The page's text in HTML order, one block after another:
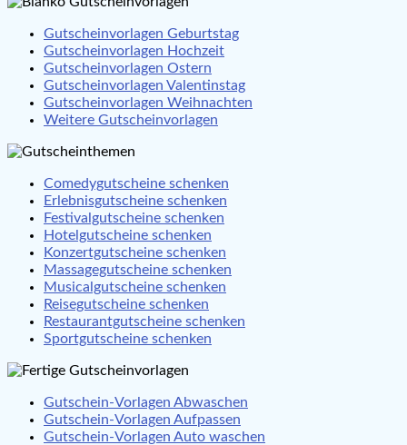
Gutscheinvorlagen Geburtstag
Gutscheinvorlagen Hochzeit
Gutscheinvorlagen Ostern
Gutscheinvorlagen Valentinstag
Gutscheinvorlagen Weihnachten
Weitere Gutscheinvorlagen
Comedygutscheine schenken
Erlebnisgutscheine schenken
Festivalgutscheine schenken
Hotelgutscheine schenken
Konzertgutscheine schenken
Massagegutscheine schenken
Musicalgutscheine schenken
Reisegutscheine schenken
Restaurantgutscheine schenken
Sportgutscheine schenken
Gutschein-Vorlagen Abwaschen
Gutschein-Vorlagen Aufpassen
Gutschein-Vorlagen Auto waschen